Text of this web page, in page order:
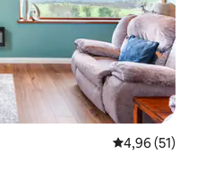
5 üzerinden
4,96 (51)